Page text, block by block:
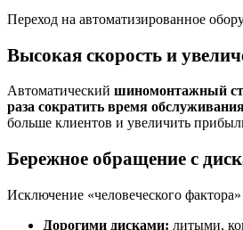
Переход на автоматизированное
Высокая скорость и
Автоматический шиномонтажный
раза сократить время
больше клиентов и увеличить
Бережное обращение с
Исключение «человеческого
Дорогими дисками: литыми,